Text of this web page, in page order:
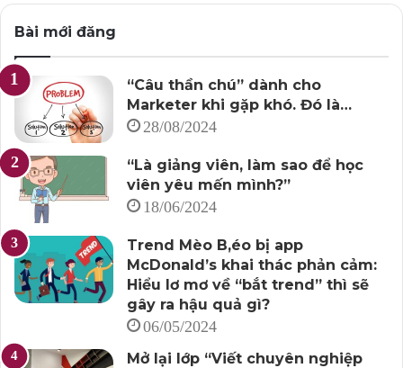
Bài mới đăng
“Câu thần chú” dành cho
Marketer khi gặp khó. Đó là…
28/08/2024
“Là giảng viên, làm sao để học
viên yêu mến mình?”
18/06/2024
Trend Mèo B,éo bị app
McDonald’s khai thác phản cảm:
Hiểu lơ mơ về “bắt trend” thì sẽ
gây ra hậu quả gì?
06/05/2024
Mở lại lớp “Viết chuyên nghiệp